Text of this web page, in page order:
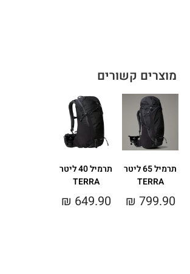
מוצרים קשורים
תרמיל 65 ליטר
TERRA
₪ 799.90
תרמיל 40 ליטר
TERRA
₪ 649.90